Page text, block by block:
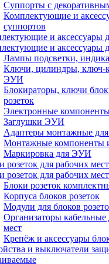
Суппорты с
Комплектующие и
суппортов
и аксессуары
и аксессуары
Лампы подсветки,
Ключи, цилиндры, ключ-
ЭУИ
Блокираторы, ключи
розеток
Электронные
Заглушки ЭУИ
Адаптеры монтажные
Монтажные компоненты
Маркировка для ЭУИ
розеток для рабочих мест
розеток для рабочих мест
Блоки розеток
Корпуса блоков розеток
Модули для блоков
Организаторы кабельные
мест
Крепёж и аксессуары
и выключатели